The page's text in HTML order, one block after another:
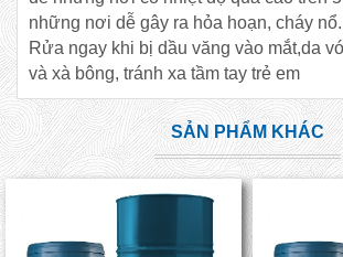
những nơi dễ gây ra hỏa hoạn, cháy nổ.
Rửa ngay khi bị dầu văng vào mắt,da
và xà bông, tránh xa tầm tay trẻ em
SẢN PHẨM KHÁC